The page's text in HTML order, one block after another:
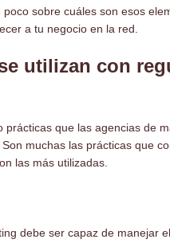
sobre cuáles son esos
a tu negocio en la red.
utilizan con
prácticas que las agencias de
muchas las prácticas que
las más utilizadas.
debe ser capaz de manejar